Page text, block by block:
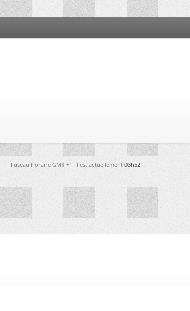
Fuseau horaire GMT +1. Il est actuellement03h52.